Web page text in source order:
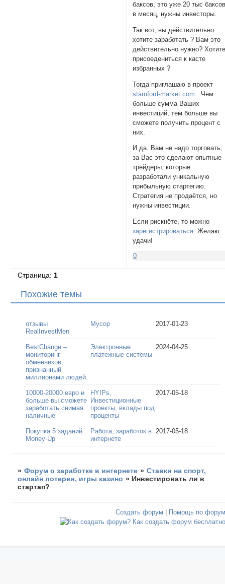
баксов, это уже 20 тыс
в месяц, нужны инвесторы.
Так вот, вы действительно
хотите заработать ? Вам это
действительно нужно?
присоедениться к касте
избранных ?
Тогда приглашаю в проект
stamford-market.com . Чем
больше сумма Ваших
инвестиций, тем больше вы
сможете получить процент с
них.
И да. Вам не надо торговать,
за Вас это сделают опытные
трейдеры, которые
разработали уникальную
прибыльную стартегию.
Стратегия не продаётся, но
нужны инвестиции.
Если рискнёте, то можно
зарегистрироваться. Желаю
удачи!
0
Страница:1
Похожие темы
отзывы
RealInvestMen
Мусор 2017-01-23
BestChange –
мониторинг
обменников,
признанный
миллионами людей.
Электронные
платежные системы
2024-04-25
10000-20000 евро и
больше вы сможете
заработать снимая
наличные
HYIPs,
Инвестиционные
проекты, вклады под
проценты
2017-05-18
Покупка 5 заданий
Money-Up
Работа, заработок в
интернете
2017-05-18
» Форум о заработке в интернете » Ставки на спорт,
онлайн лотереи, игры казино » Инвестировать ли в
стартап?
Создать форум Помощь по